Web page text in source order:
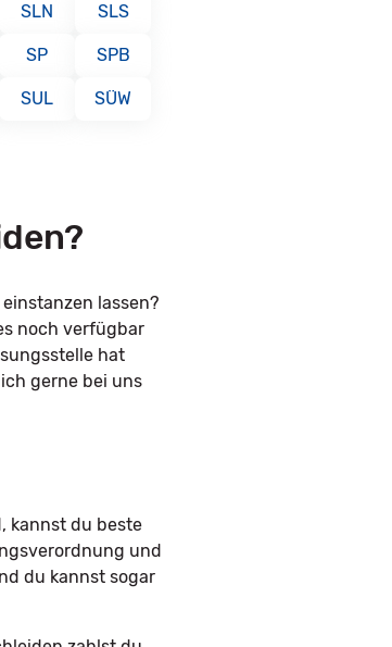
SLN SLS
SP SPB
SUL SÜW
lassen?
noch verfügbar
hat
gerne bei uns
kannst du beste
und
du kannst sogar